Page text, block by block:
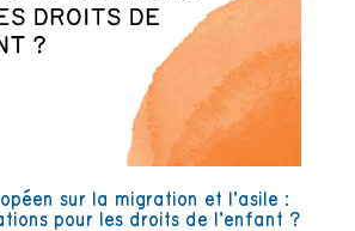
sur la migration et l’asile :
pour les droits de l’enfant ?